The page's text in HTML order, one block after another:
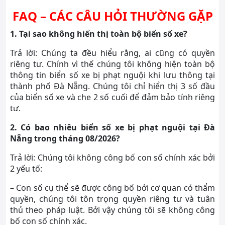
FAQ – CÁC CÂU HỎI THƯỜNG GẶP
1. Tại sao không hiển thị toàn bộ biển số xe?
Trả lời: Chúng ta đều hiểu rằng, ai cũng có quyền
riêng tư. Chính vì thế chúng tôi không hiện toàn bộ
thông tin biển số xe bị phạt nguội khi lưu thông tại
thành phố Đà Nẵng. Chúng tôi chỉ hiển thị 3 số đầu
của biển số xe và che 2 số cuối để đảm bảo tính riêng
tư.
2. Có bao nhiêu biển số xe bị phạt nguội tại Đà
Nẵng trong tháng 08/2026?
Trả lời: Chúng tôi không công bố con số chính xác bởi
2 yếu tố:
– Con số cụ thể sẽ được công bố bởi cơ quan có thẩm
quyền, chúng tôi tôn trọng quyền riêng tư và tuân
thủ theo pháp luật. Bởi vậy chúng tôi sẽ không công
bố con số chính xác.